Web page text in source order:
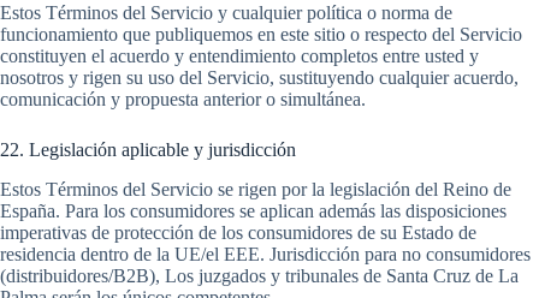
Estos Términos del Servicio y cualquier política o norma de
funcionamiento que publiquemos en este sitio o respecto del Servicio
constituyen el acuerdo y entendimiento completos entre usted y
nosotros y rigen su uso del Servicio, sustituyendo cualquier acuerdo,
comunicación y propuesta anterior o simultánea.
22. Legislación aplicable y jurisdicción
Estos Términos del Servicio se rigen por la legislación del Reino de
España. Para los consumidores se aplican además las disposiciones
imperativas de protección de los consumidores de su Estado de
residencia dentro de la UE/el EEE. Jurisdicción para no consumidores
(distribuidores/B2B), Los juzgados y tribunales de Santa Cruz de La